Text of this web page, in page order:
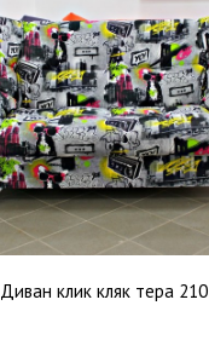
Диван клик кляк тера 210